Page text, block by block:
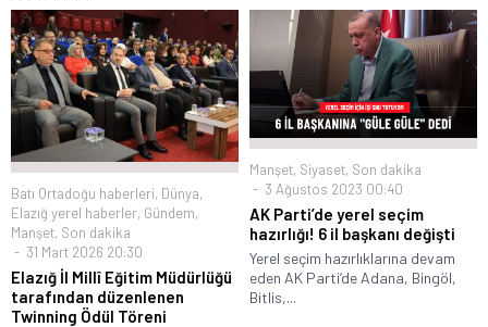
Batı Ortadoğu haberleri, Dünya,
Elazığ yerel haberler, Gündem,
Manşet, Son dakika
31 Mart 2026 20:30
Elazığ İl Millî Eğitim Müdürlüğü
tarafından düzenlenen
Twinning Ödül Töreni
Manşet, Siyaset, Son dakika
3 Ağustos 2023 00:40
AK Parti’de yerel seçim
hazırlığı! 6 il başkanı değişti
Yerel seçim hazırlıklarına devam
eden AK Parti’de Adana, Bingöl,
Bitlis,...